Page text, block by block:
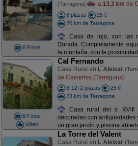
8 Fotos
(Tarragona) a 13,3 km de
8 plazas
25 €
20 km de Tarragona
Casa de lujo, con las
Dorada. Completamente
la montaña, con la
8 Fotos
Video
Cal Fernando
Casa Rural en L´Aleixar
de Camerles (Tarragona)
6-12+2 plazas
25 €
23 km de Tarragona
Casa rural del s. XVIII
decoradas con
un gran jardín y piscina
La Torre del Valent
Casa Rural en L´Aleixar